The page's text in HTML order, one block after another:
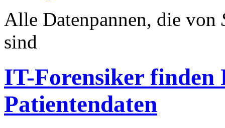
Alle Datenpannen, die von
sind
IT-Forensiker finden
Patientendaten